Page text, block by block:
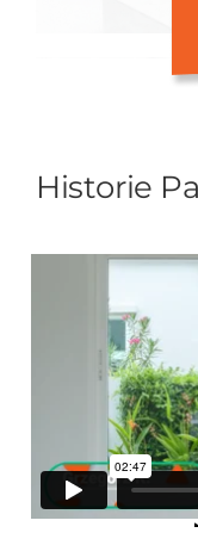
Historie